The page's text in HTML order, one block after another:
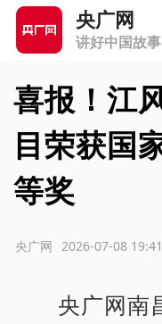
央广网
讲好中国故
喜报！江
目荣获国
等奖
2026-07-08
央广网
央广网南